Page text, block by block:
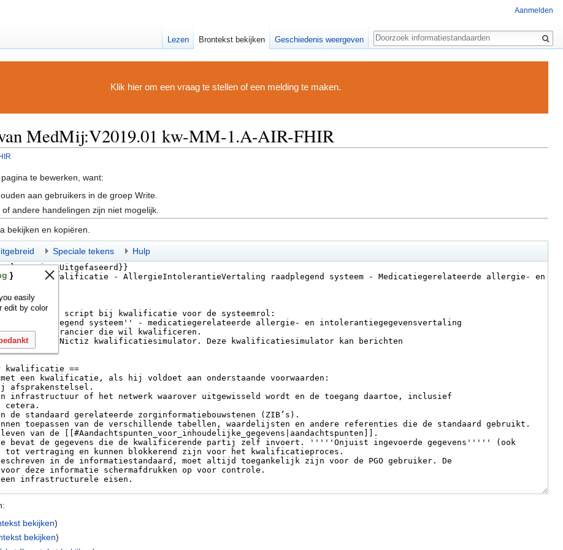
Klik hier om een vraag te stellen of een melding te maken.
MedMij:V2019.01 kw-MM-1.A-AIR-FHIR
te bewerken, want:
aan gebruikers in de groep Write.
andere handelingen zijn niet mogelijk.
bekijken en kopiëren.
Speciale tekens Hulp
bekijken)
bekijken)
Aanmelden
Lezen Brontekst bekijken Geschiedenis weergeven
Zoeken
}
easily
edit by color